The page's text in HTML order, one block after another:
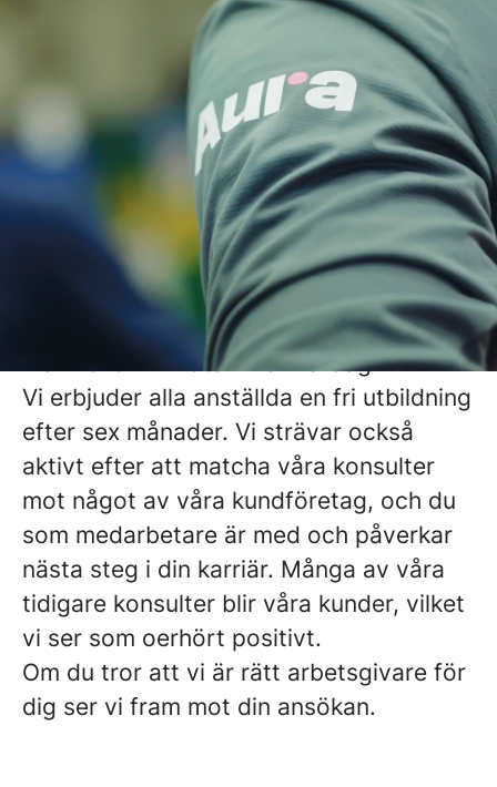
blir du en viktig del av vår verksamhet.
Här ska du känna att du är i trygga
händer. Våra konsultchefer ser till att du
har de bästa förutsättningarna att
lyckas. Tillsammans med dig tar vi fram
utvecklingsplaner och sätter upp mål. Vi
vill att alla som jobbar med oss ska
känna sig sedda och veta hur viktiga de
är. Aura Personal präglas av
engagemang och omtanke om alla
människor vi möter i vår vardag.
Vi erbjuder alla anställda en fri utbildning
efter sex månader. Vi strävar också
aktivt efter att matcha våra konsulter
mot något av våra kundföretag, och du
som medarbetare är med och påverkar
nästa steg i din karriär. Många av våra
tidigare konsulter blir våra kunder, vilket
vi ser som oerhört positivt.
Om du tror att vi är rätt arbetsgivare för
dig ser vi fram mot din ansökan.